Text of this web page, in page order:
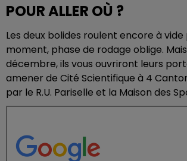
POUR ALLER OÙ ?
Les deux bolides roulent encore à vide
moment, phase de rodage oblige. Mais
décembre, ils vous ouvriront leurs
amener de Cité Scientifique à 4
par le R.U. Pariselle et la Maison des